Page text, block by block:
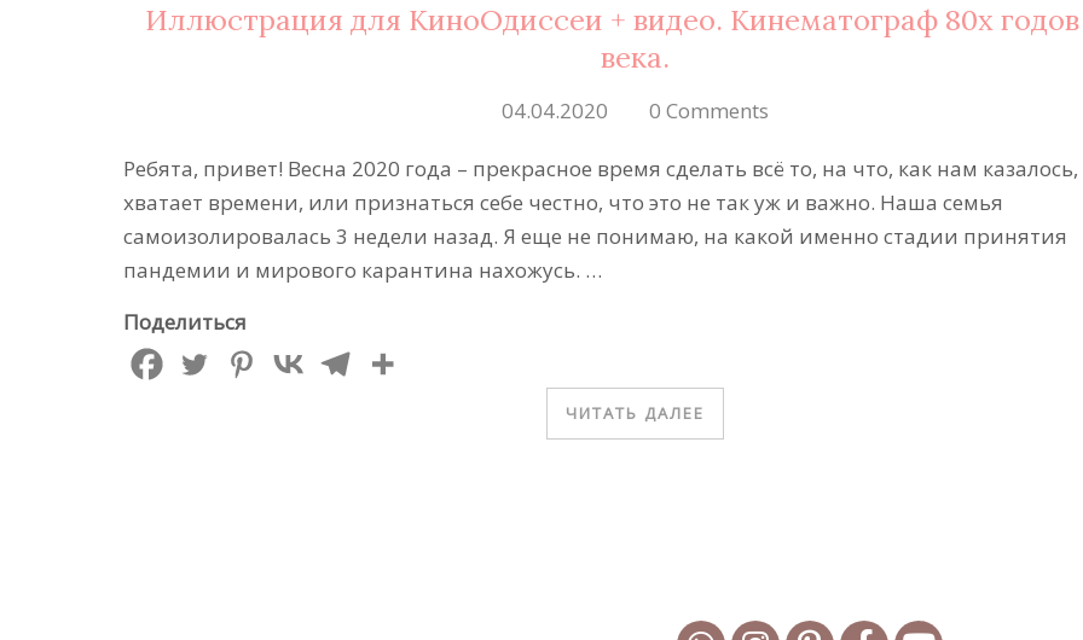
Иллюстрация для КиноОдиссеи + видео. Кинематограф 80х
века.
04.04.2020 0 Comments
Ребята, привет! Весна 2020 года – прекрасное время сделать всё то, на что, как нам
хватает времени, или признаться себе честно, что это не так уж и важно. Наша семья
самоизолировалась 3 недели назад. Я еще не понимаю, на какой именно стадии принятия
пандемии и мирового карантина нахожусь. …
Поделиться
ЧИТАТЬ ДАЛЕЕ